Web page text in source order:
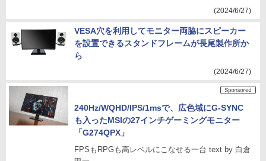
(2024/6/27)
VESA穴を利用してモニター両脇にスピーカー
を設置できるスタンドフレームが長尾製作所か
ら
(2024/6/27)
240Hz/WQHD/IPS/1msで、広色域にG-SYNC
も入ったMSIの27インチゲーミングモニター
「G274QPX」
FPSもRPGも高レベルにこなせる一台 text by 白倉